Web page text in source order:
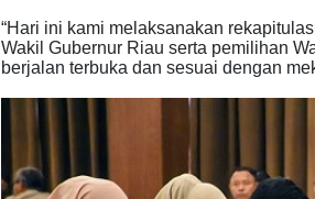
“Hari ini kami melaksanakan
Wakil Gubernur Riau serta pemilihan
berjalan terbuka dan sesuai dengan